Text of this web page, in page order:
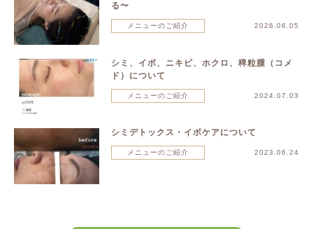
る〜
メニューのご紹介 2026.06.05
シミ、イボ、ニキビ、ホクロ、稗粒腫（コメ
ド）について
メニューのご紹介 2024.07.03
シミデトックス・イボケアについて
メニューのご紹介 2023.06.24